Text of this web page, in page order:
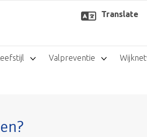
Translate
Valpreventie